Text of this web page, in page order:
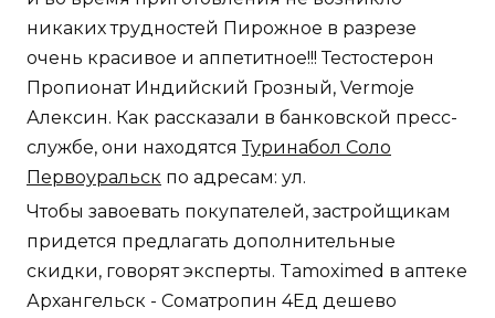
никаких трудностей Пирожное в разрезе
очень красивое и аппетитное!!! Тестостерон
Пропионат Индийский Грозный, Vermoje
Алексин. Как рассказали в банковской пресс-
службе, они находятсяТуринабол Соло
Первоуральск по адресам: ул.
Чтобы завоевать покупателей, застройщикам
придется предлагать дополнительные
скидки, говорят эксперты. Tamoximed в аптеке
Архангельск - Cоматропин 4Ед дешево